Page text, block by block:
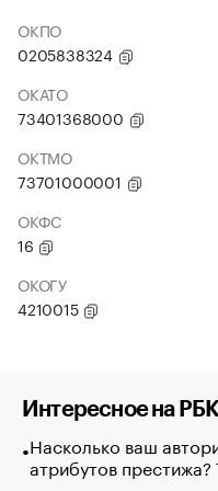
ОКПО
0205838324
ОКАТО
73401368000
ОКТМО
73701000001
ОКФС
16
ОКОГУ
4210015
Интересное на
Насколько ваш
атрибутов престижа?